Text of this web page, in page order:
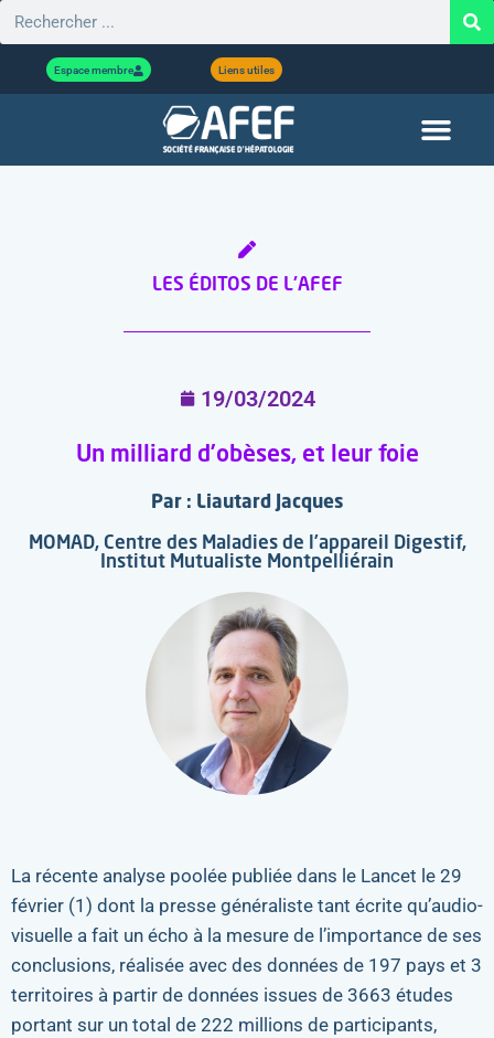
Espace membre Liens utiles
LES ÉDITOS DE L'AFEF
19/03/2024
Un milliard d’obèses, et leur foie
Par : Liautard Jacques
MOMAD, Centre des Maladies de l’appareil Digestif,
Institut Mutualiste Montpelliérain
La récente analyse poolée publiée dans le Lancet le 29
février (1) dont la presse généraliste tant écrite qu’audio-
visuelle a fait un écho à la mesure de l’importance de ses
conclusions, réalisée avec des données de 197 pays et 3
territoires à partir de données issues de 3663 études
portant sur un total de 222 millions de participants,